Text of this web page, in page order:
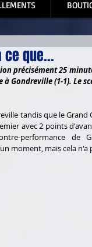
ce que...
précisément 25
Gondreville (1-1). Le
tandis que le
avec 2 points
performance de
moment, mais cela n'a